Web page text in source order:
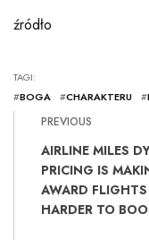
źródło
TAGI:
#BOGA #CHARAKTERU #
PREVIOUS
AIRLINE MILES
PRICING IS
AWARD FLIGHTS
HARDER TO